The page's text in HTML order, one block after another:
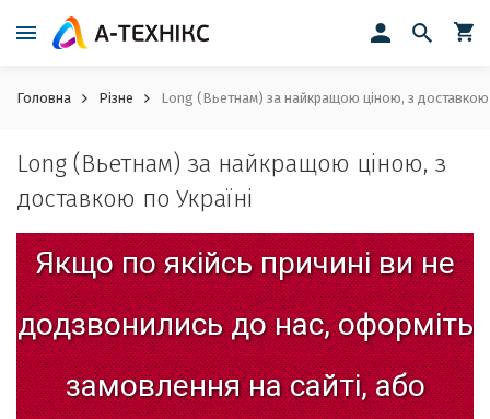
Головна Різне Long (Вьетнам) за найкращою ціною, з доставкою
Long (Вьетнам) за найкращою ціною, з
доставкою по Україні
Якщо по якійсь причині ви не
додзвонились до нас, оформіть
замовлення на сайті, або